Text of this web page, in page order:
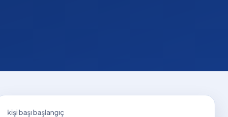
kişi başı başlangıç